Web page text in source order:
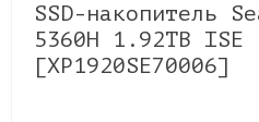
SSD-накопитель
5360H 1.92TB
[XP1920SE70006]